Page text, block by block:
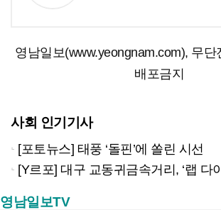
영남일보(www.yeongnam.com), 무단
배포금지
사회 인기기사
[포토뉴스] 태풍 ‘돌핀’에 쏠린 시선
[Y르포] 대구 교동귀금속거리, ‘랩 다이아’ 특수로 다시금 활기…“반짝 인기 의존 않는 지
영남일보TV